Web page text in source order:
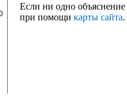
Если ни одно объяснение
при помощи карты сайта.